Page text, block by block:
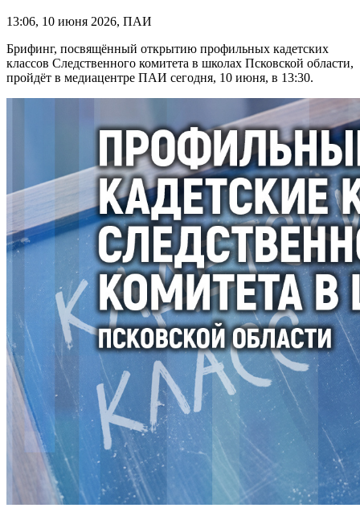
13:06, 10 июня 2026, ПАИ
Брифинг, посвящённый открытию профильных кадетских
классов Следственного комитета в школах Псковской области,
пройдёт в медиацентре ПАИ сегодня, 10 июня, в 13:30.